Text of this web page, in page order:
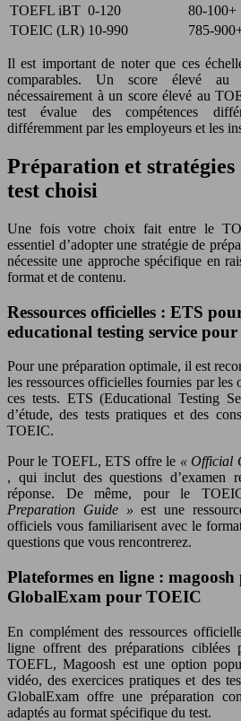
TOEFL iBT 0-120
80-100+
TOEIC (LR) 10-990 785-
Il est important de noter que ces
comparables. Un score élevé au
nécessairement à un score élevé au
test évalue des compétences
différemment par les employeurs et les
Préparation et stratégies
test choisi
Une fois votre choix fait entre le
essentiel d’adopter une stratégie de
nécessite une approche spécifique en
format et de contenu.
Ressources officielles : ETS
educational testing service
Pour une préparation optimale, il est
les ressources officielles fournies par les
ces tests. ETS (Educational Testing
d’étude, des tests pratiques et des
TOEIC.
Pour le TOEFL, ETS offre le « Official
, qui inclut des questions d’examen
réponse. De même, pour le
Preparation Guide »est une
officiels vous familiarisent avec le
questions que vous rencontrerez.
Plateformes en ligne :
GlobalExam pour TOEIC
En complément des ressources
ligne offrent des préparations ciblées
TOEFL, Magoosh est une option
vidéo, des exercices pratiques et des
GlobalExam offre une préparation
adaptés au format spécifique du test.